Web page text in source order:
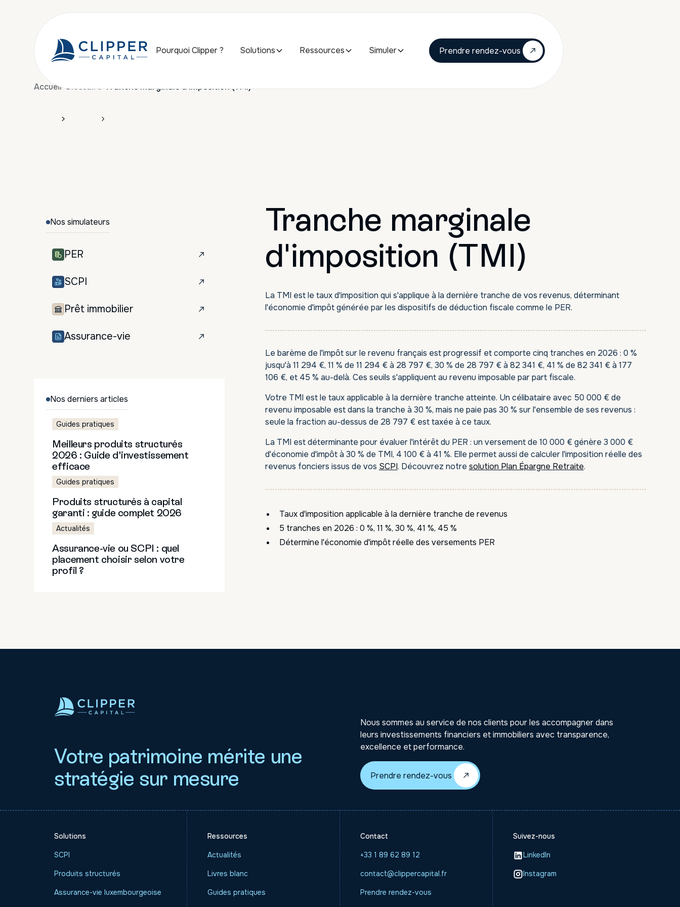
Pourquoi Clipper ? Solutions Ressources Simuler Prendre rendez-vous
Accueil Glossaire Tranche marginale d'imposition (TMI)
Nos simulateurs
PER
SCPI
Prêt immobilier
Assurance-vie
Nos derniers articles
Guides pratiques
Meilleurs produits structurés
2026 : Guide d'investissement
efficace
Guides pratiques
Produits structurés à capital
garanti : guide complet 2026
Actualités
Assurance-vie ou SCPI : quel
placement choisir selon votre
profil ?
Tranche marginale
d'imposition (TMI)
La TMI est le taux d'imposition qui s'applique à la dernière tranche de vos revenus, déterminant
l'économie d'impôt générée par les dispositifs de déduction fiscale comme le PER.
Le barème de l'impôt sur le revenu français est progressif et comporte cinq tranches en 2026 : 0 %
jusqu'à 11 294 €, 11 % de 11 294 € à 28 797 €, 30 % de 28 797 € à 82 341 €, 41 % de 82 341 € à 177
106 €, et 45 % au-delà. Ces seuils s'appliquent au revenu imposable par part fiscale.
Votre TMI est le taux applicable à la dernière tranche atteinte. Un célibataire avec 50 000 € de
revenu imposable est dans la tranche à 30 %, mais ne paie pas 30 % sur l'ensemble de ses revenus :
seule la fraction au-dessus de 28 797 € est taxée à ce taux.
La TMI est déterminante pour évaluer l'intérêt du PER : un versement de 10 000 € génère 3 000 €
d'économie d'impôt à 30 % de TMI, 4 100 € à 41 %. Elle permet aussi de calculer l'imposition réelle des
revenus fonciers issus de vos SCPI. Découvrez notre solution Plan Épargne Retraite.
Taux d'imposition applicable à la dernière tranche de revenus
5 tranches en 2026 : 0 %, 11 %, 30 %, 41 %, 45 %
Détermine l'économie d'impôt réelle des versements PER
Votre patrimoine mérite une
stratégie sur mesure
Nous sommes au service de nos clients pour les accompagner dans
leurs investissements financiers et immobiliers avec transparence,
excellence et performance.
Prendre rendez-vous
Solutions
SCPI
Produits structurés
Assurance-vie luxembourgeoise
Ressources
Actualités
Livres blanc
Guides pratiques
Contact
+33 1 89 62 89 12
contact@clippercapital.fr
Prendre rendez-vous
Suivez-nous
LinkedIn
Instagram
Guide gratuit : Private
Rendements, fiscalité, sélection des fonds : tout comprendre
pour investir dans l'économie réelle dès 1 000 €.
Nom*
Email*